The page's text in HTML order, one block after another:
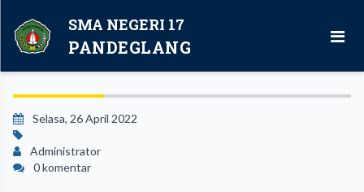
SMA NEGERI 17
PANDEGLANG
Selasa, 26 April 2022
Administrator
0 komentar